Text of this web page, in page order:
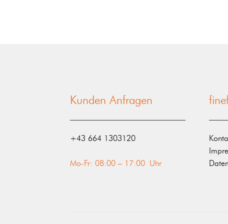
Kunden Anfragen
‭+43 664 1303120‬
Mo-Fr: 08:00 – 17:00 Uhr